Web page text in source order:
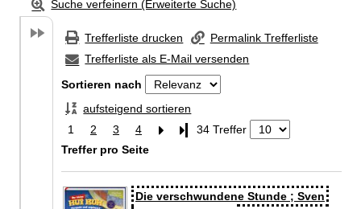
Suche verfeinern (Erweiterte Suche)
Trefferliste drucken
Permalink Trefferliste
Trefferliste als E-Mail versenden
Sortieren nach
aufsteigend sortieren
1
2 3 4 Letzte Seite
34 Treffer
Treffer pro Seite
Suchergebnis
Zu den Suchfiltern springen
Die verschwundene Stunde ; Sven